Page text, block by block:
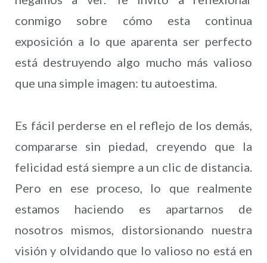
conmigo sobre cómo esta continua
exposición a lo que aparenta ser perfecto
está destruyendo algo mucho más valioso
que una simple imagen: tu autoestima.
Es fácil perderse en el reflejo de los demás,
compararse sin piedad, creyendo que la
felicidad está siempre a un clic de distancia.
Pero en ese proceso, lo que realmente
estamos haciendo es apartarnos de
nosotros mismos, distorsionando nuestra
visión y olvidando que lo valioso no está en